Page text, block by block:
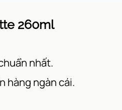
260ml
nhất.
hàng ngàn cái.